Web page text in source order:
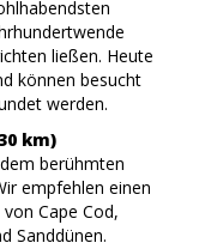
ließen. Heute
können besucht
werden.
km)
berühmten
empfehlen einen
Cape Cod,
Sanddünen.